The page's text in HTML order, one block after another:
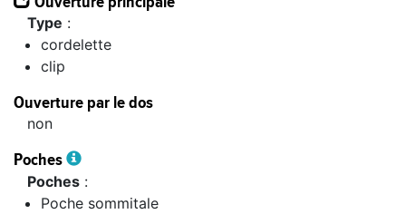
type :
cordelette
clip
Ouverture par le dos
non
Poches
Poches :
Poche sommitale